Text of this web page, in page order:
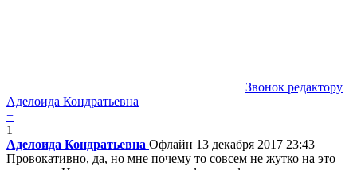
Звонок редактору
Аделоида Кондратьевна
+
1
Аделоида Кондратьевна Офлайн 13 декабря 2017 23:43
Провокативно, да, но мне почему то совсем не жутко на это